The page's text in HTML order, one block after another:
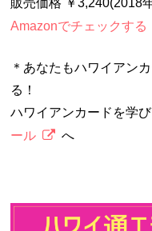
販売価格 ￥3,240(2018
Amazonでチェックする
＊あなたもハワイアン
る！
ハワイアンカードを学
ール
へ